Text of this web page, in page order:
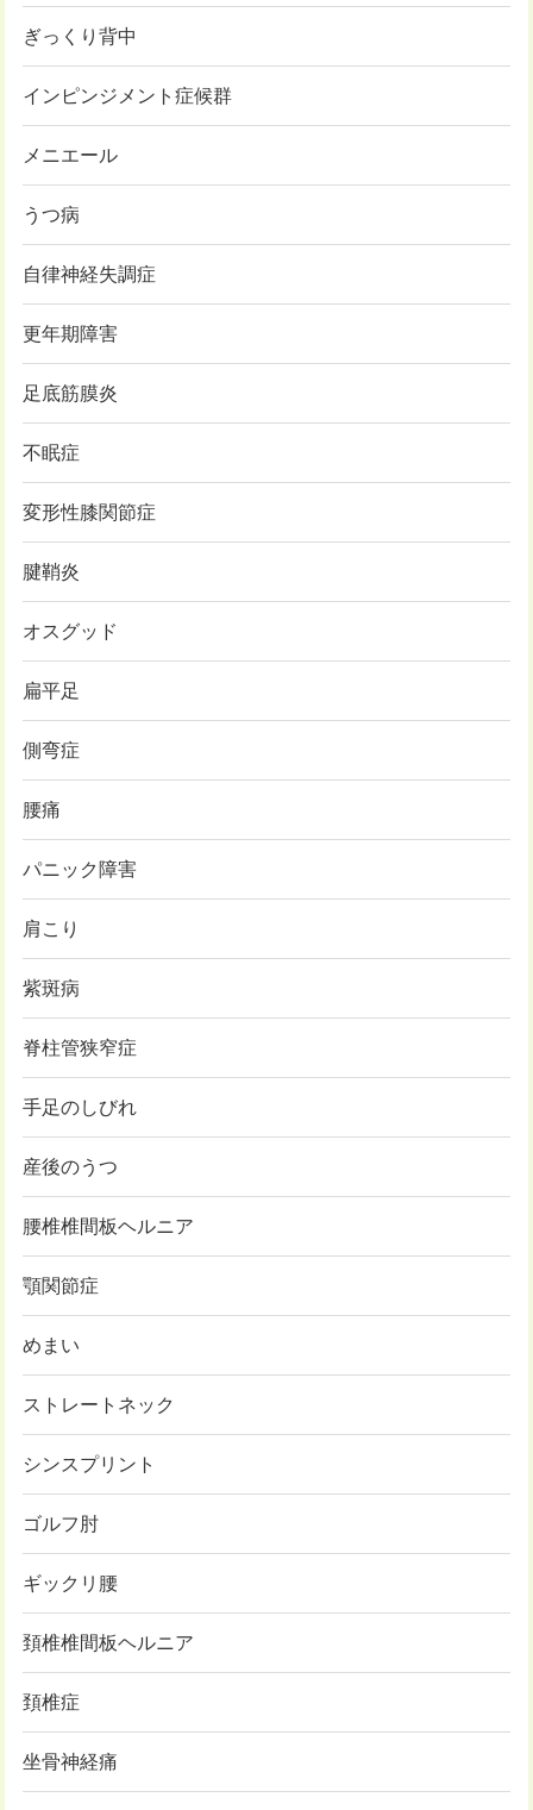
ぎっくり背中
インピンジメント症候群
メニエール
うつ病
自律神経失調症
更年期障害
足底筋膜炎
不眠症
変形性膝関節症
腱鞘炎
オスグッド
扁平足
側弯症
腰痛
パニック障害
肩こり
紫斑病
脊柱管狭窄症
手足のしびれ
産後のうつ
腰椎椎間板ヘルニア
顎関節症
めまい
ストレートネック
シンスプリント
ゴルフ肘
ギックリ腰
頚椎椎間板ヘルニア
頚椎症
坐骨神経痛